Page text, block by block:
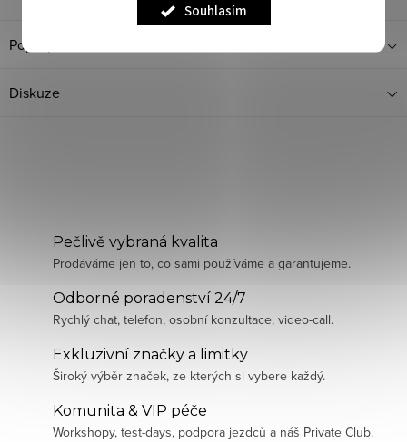
Souhlasím
Popis produktu
Diskuze
Pečlivě vybraná kvalita
Prodáváme jen to, co sami používáme a garantujeme.
Odborné poradenství 24/7
Rychlý chat, telefon, osobní konzultace, video-call.
Exkluzivní značky a limitky
Široký výběr značek, ze kterých si vybere každý.
Komunita & VIP péče
Workshopy, test-days, podpora jezdců a náš Private Club.